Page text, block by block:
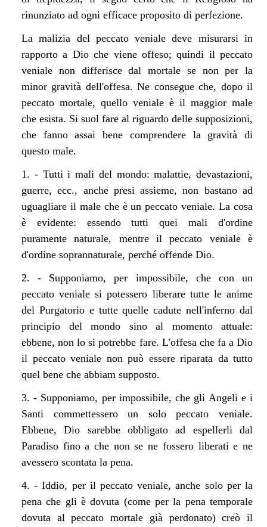
rinunziato ad ogni efficace proposito di perfezione.
La malizia del peccato veniale deve misurarsi in
rapporto a Dio che viene offeso; quindi il peccato
veniale non differisce dal mortale se non per la
minor gravità dell'offesa. Ne consegue che, dopo il
peccato mortale, quello veniale è il maggior male
che esista. Si suol fare al riguardo delle supposizioni,
che fanno assai bene comprendere la gravità di
questo male.
1. - Tutti i mali del mondo: malattie, devastazioni,
guerre, ecc., anche presi assieme, non bastano ad
uguagliare il male che è un peccato veniale. La cosa
è evidente: essendo tutti quei mali d'ordine
puramente naturale, mentre il peccato veniale è
d'ordine soprannaturale, perché offende Dio.
2. - Supponiamo, per impossibile, che con un
peccato veniale si potessero liberare tutte le anime
del Purgatorio e tutte quelle cadute nell'inferno dal
principio del mondo sino al momento attuale:
ebbene, non lo si potrebbe fare. L'offesa che fa a Dio
il peccato veniale non può essere riparata da tutto
quel bene che abbiam supposto.
3. - Supponiamo, per impossibile, che gli Angeli e i
Santi commettessero un solo peccato veniale.
Ebbene, Dio sarebbe obbligato ad espellerli dal
Paradiso fino a che non se ne fossero liberati e ne
avessero scontata la pena.
4. - Iddio, per il peccato veniale, anche solo per la
pena che gli è dovuta (come per la pena temporale
dovuta al peccato mortale già perdonato) creò il